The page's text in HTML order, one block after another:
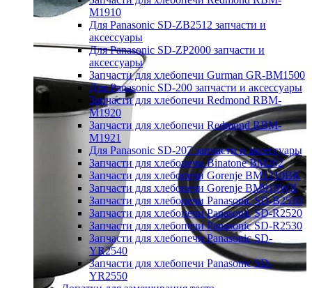
M1910
Для Panasonic SD-ZB2512 запчасти и
аксессуары
Для Panasonic SD-ZP2000 запчасти и
аксессуары
Запчасти для хлебопечи Gurman GR-BM1500
Для Panasonic SD-200 запчасти и аксессуары
Запчасти для хлебопечи Redmond RBM-
M1920
Запчасти для хлебопечи Redmond RBM-
M1921
Для Panasonic SD-207 запчасти и аксессуары
Запчасти для хлебопечи Binatone BM202
Запчасти для хлебопечи Gorenje BM1210BK
Запчасти для хлебопечи Gorenje BM910WII
Запчасти для хлебопечи Panasonic SD-B2510
Запчасти для хлебопечи Panasonic SD-R2520
Запчасти для хлебопечи Panasonic SD-R2530
Запчасти для хлебопечи Panasonic SD-
YR2540
Запчасти для хлебопечи Panasonic SD-
YR2550